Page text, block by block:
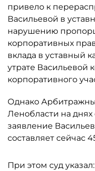
привело к
Васильевой в
нарушению
корпоративных
вклада в уставный
утрате Васильевой
корпоративного
Однако
Ленобласти на днях
заявление
составляет сейчас
При этом суд